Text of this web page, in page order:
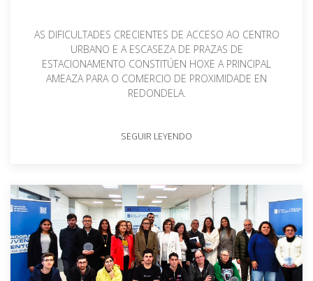
AS DIFICULTADES CRECIENTES DE ACCESO AO CENTRO
URBANO E A ESCASEZA DE PRAZAS DE
ESTACIONAMENTO CONSTITÚEN HOXE A PRINCIPAL
AMEAZA PARA O COMERCIO DE PROXIMIDADE EN
REDONDELA.
SEGUIR LEYENDO